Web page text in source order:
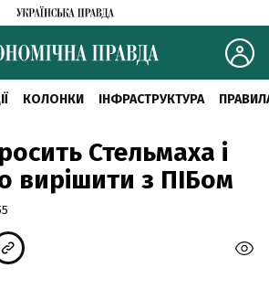
КОЛОНКИ ІНФРАСТРУКТУРА
Стельмаха і
вирішити з ПІБом